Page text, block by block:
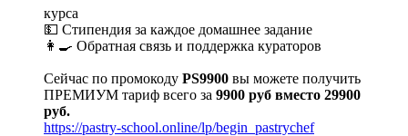
курса
💵 Стипендия за каждое домашнее задание
👩‍🍳 Обратная связь и поддержка кураторов
Сейчас по промокоду PS9900 вы можете получить
ПРЕМИУМ тариф всего за 9900 руб вместо 29900
руб.
https://pastry-school.online/lp/begin_pastrychef